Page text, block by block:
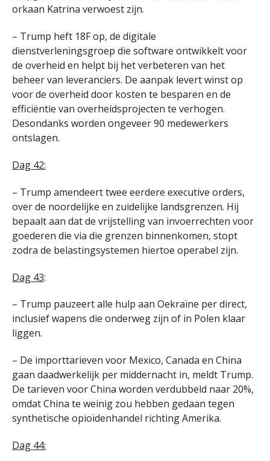
orkaan Katrina verwoest zijn.
– Trump heft 18F op, de digitale
dienstverleningsgroep die software ontwikkelt voor
de overheid en helpt bij het verbeteren van het
beheer van leveranciers. De aanpak levert winst op
voor de overheid door kosten te besparen en de
efficiëntie van overheidsprojecten te verhogen.
Desondanks worden ongeveer 90 medewerkers
ontslagen.
Dag 42:
– Trump amendeert twee eerdere executive orders,
over de noordelijke en zuidelijke landsgrenzen. Hij
bepaalt aan dat de vrijstelling van invoerrechten voor
goederen die via die grenzen binnenkomen, stopt
zodra de belastingsystemen hiertoe operabel zijn.
Dag 43:
– Trump pauzeert alle hulp aan Oekraïne per direct,
inclusief wapens die onderweg zijn of in Polen klaar
liggen.
– De importtarieven voor Mexico, Canada en China
gaan daadwerkelijk per middernacht in, meldt Trump.
De tarieven voor China worden verdubbeld naar 20%,
omdat China te weinig zou hebben gedaan tegen
synthetische opioïdenhandel richting Amerika.
Dag 44: